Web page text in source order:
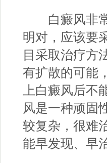
白癜风非常
明对，应该要
目采取治疗方
有扩散的可能
上白癜风后
风是一种顽固
较复杂，很难
能早发现、早